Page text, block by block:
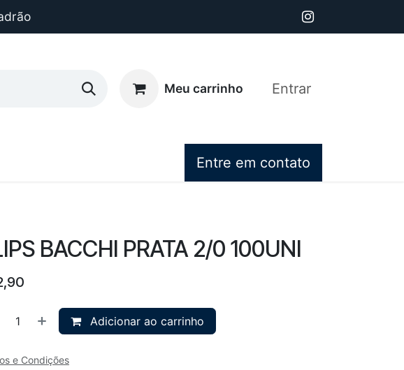
Meu carrinho Entrar
Entre em contato
BACCHI PRATA 2/0 100UNI
Adicionar ao carrinho
e Condições